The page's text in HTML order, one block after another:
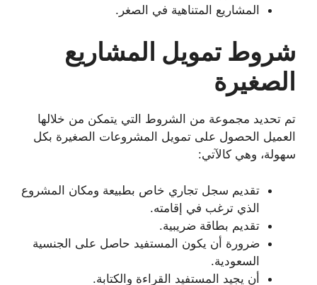
المشاريع المتناهية في الصغر.
شروط تمويل المشاريع
الصغيرة
تم تحديد مجموعة من الشروط التي يتمكن من خلالها
العميل الحصول على تمويل المشروعات الصغيرة بكل
سهولة، وهي كالآتي:
تقديم سجل تجاري خاص بطبيعة ومكان المشروع
الذي ترغب في إقامته.
تقديم بطاقة ضريبية.
ضرورة أن يكون المستفيد حاصل على الجنسية
السعودية.
أن يجيد المستفيد القراءة والكتابة.